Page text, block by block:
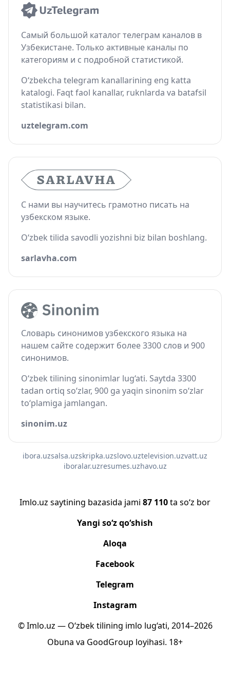
Самый большой каталог телеграм каналов в
Узбекистане. Только активные каналы по
категориям и с подробной статистикой.
O‘zbekcha telegram kanallarining eng katta
katalogi. Faqt faol kanallar, ruknlarda va batafsil
statistikasi bilan.
uztelegram.com
С нами вы научитесь грамотно писать на
узбекском языке.
O‘zbek tilida savodli yozishni biz bilan boshlang.
sarlavha.com
Словарь синонимов узбекского языка на
нашем сайте содержит более 3300 слов и 900
синонимов.
O‘zbek tilining sinonimlar lug‘ati. Saytda 3300
tadan ortiq so‘zlar, 900 ga yaqin sinonim so‘zlar
to‘plamiga jamlangan.
sinonim.uz
ibora.uzsalsa.uzskripka.uzslovo.uztelevision.uzvatt.uz
iboralar.uzresumes.uzhavo.uz
Imlo.uz saytining bazasida jami 87 110ta so‘z bor
Yangi so‘z qo‘shish
Aloqa
Facebook
Telegram
Instagram
© Imlo.uz — O‘zbek tilining imlo lug‘ati, 2014–2026
Obuna va GoodGroup loyihasi. 18+